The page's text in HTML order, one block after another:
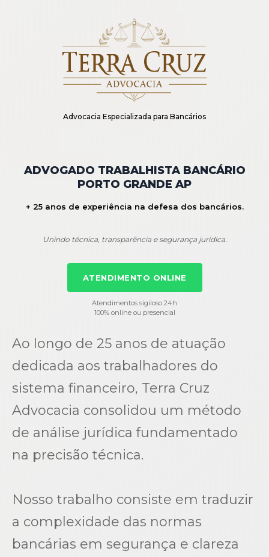
Advocacia Especializada para Bancários
ADVOGADO TRABALHISTA BANCÁRIO
PORTO GRANDE AP
+ 25 anos de experiência na defesa dos bancários.
Unindo técnica, transparência e segurança jurídica.
ATENDIMENTO ONLINE
Atendimentos sigiloso 24h
100% online ou presencial
Ao longo de 25 anos de atuação
dedicada aos trabalhadores do
sistema financeiro, Terra Cruz
Advocacia consolidou um método
de análise jurídica fundamentado
na precisão técnica.
Nosso trabalho consiste em traduzir
a complexidade das normas
bancárias em segurança e clareza